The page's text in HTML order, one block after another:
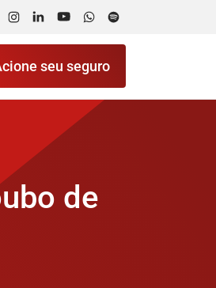
Instagram
LinkedInYouTubeWhatsApp
Spotify
seu seguro
de